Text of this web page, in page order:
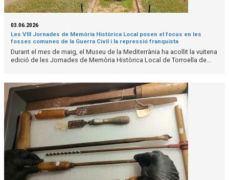
03.06.2026
Les VIII Jornades de Memòria Històrica Local posen el focus en les
fosses comunes de la Guerra Civil i la repressió franquista
Durant el mes de maig, el Museu de la Mediterrània ha acollit la vuitena
edició de les Jornades de Memòria Històrica Local de Torroella de...